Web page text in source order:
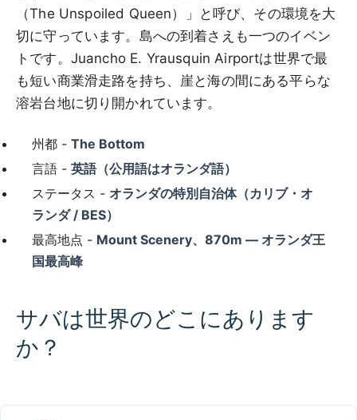
（The Unspoiled Queen）」と呼び、その環境を大
切に守っています。島への到着さえも一つのイベン
トです。Juancho E. Yrausquin Airportは世界で最
も短い商業滑走路を持ち、崖と海の間にある平らな
溶岩台地に切り開かれています。
州都 - The Bottom
言語 - 英語（公用語はオランダ語）
ステータス - オランダの特別自治体（カリブ・オ
ランダ / BES）
最高地点 - Mount Scenery、870m — オランダ王
国最高峰
サバは世界のどこにあります
か？